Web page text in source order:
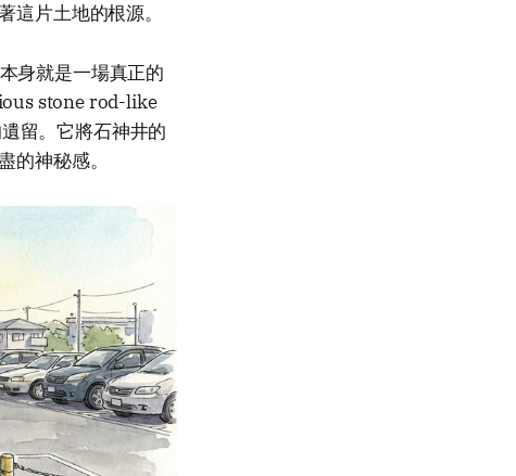
片土地的根源。
身就是一場真正的
stone rod-like
留。它將石神井的
的神秘感。